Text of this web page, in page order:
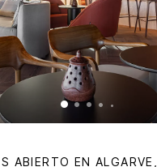
ABIERTO EN